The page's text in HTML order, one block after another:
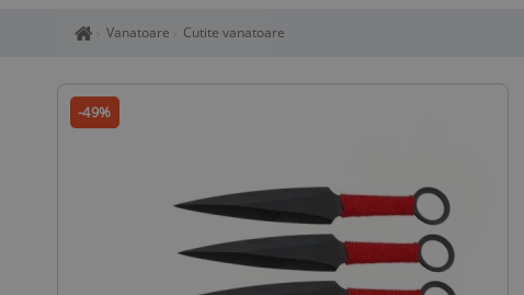
Home page okazii.ro - Cumperi in siguranta de la vanzatori de incredere
Vanatoare Cutite vanatoare
-49%